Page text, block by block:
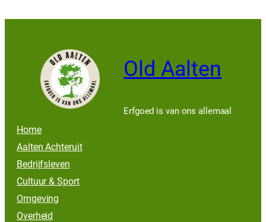
Old Aalten
Erfgoed is van ons allemaal
Home
Aalten Achteruit
Bedrijfsleven
Cultuur & Sport
Omgeving
Overheid